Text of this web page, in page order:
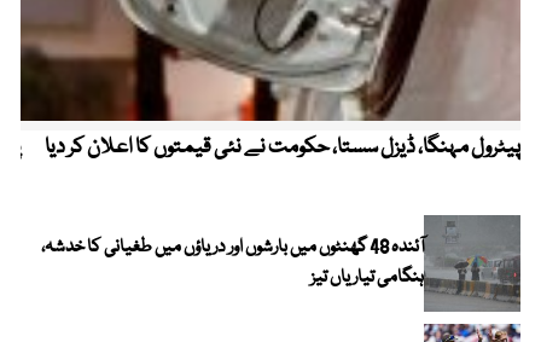
پیٹرول مہنگا، ڈیزل سستا، حکومت نے نئی قیمتوں کا اعلان کر دیا
آئندہ 48 گھنٹوں میں بارشوں اور دریاؤں میں طغیانی کا خدشہ،
ہنگامی تیاریاں تیز